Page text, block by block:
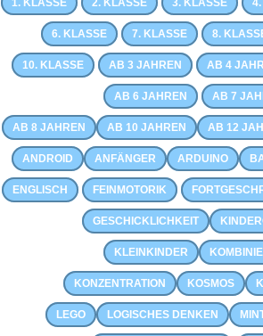
1. KLASSE 2. KLASSE 3. KLASSE
6. KLASSE 7. KLASSE 8.
10. KLASSE AB 3 JAHREN AB 4
AB 6 JAHREN AB 7
AB 8 JAHREN AB 10 JAHREN AB 12
ANDROID ANFÄNGER ARDUINO
ENGLISCH FEINMOTORIK
GESCHICKLICHKEIT
KLEINKINDER
KONZENTRATION KOSMOS
LEGO LOGISCHES DENKEN